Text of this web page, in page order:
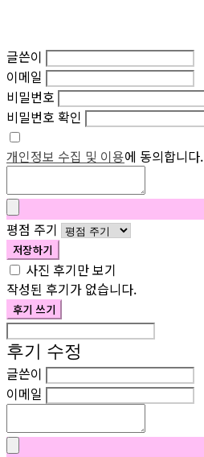
글쓴이
이메일
비밀번호
비밀번호 확인
개인정보 수집 및 이용에 동의합니다.
평점 주기
저장하기
사진 후기만 보기
작성된 후기가 없습니다.
후기 쓰기
후기 수정
글쓴이
이메일